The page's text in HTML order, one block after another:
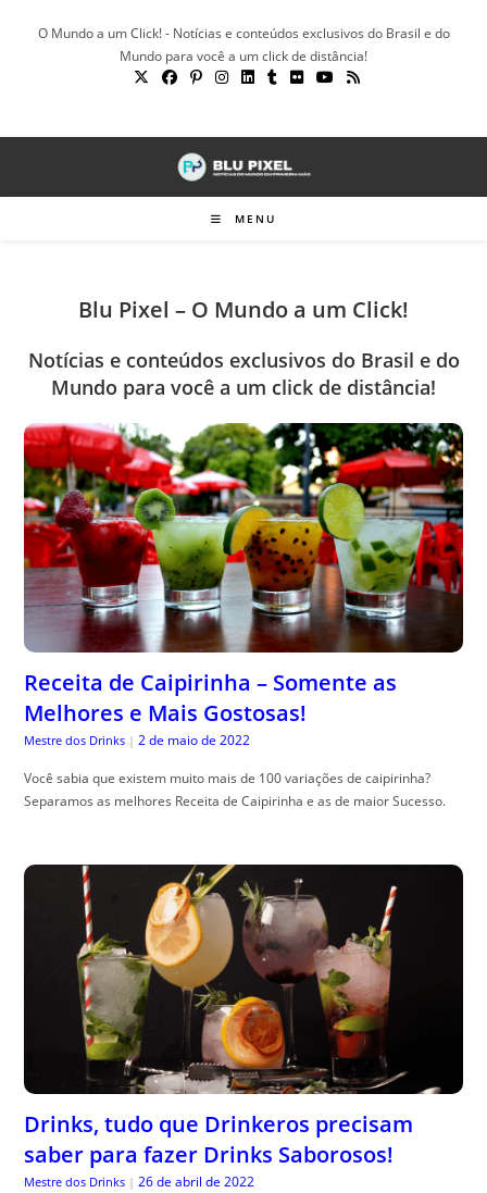
O Mundo a um Click! - Notícias e conteúdos exclusivos do Brasil e do
Mundo para você a um click de distância!
MENU
Blu Pixel – O Mundo a um Click!
Notícias e conteúdos exclusivos do Brasil e do
Mundo para você a um click de distância!
Receita de Caipirinha – Somente as
Melhores e Mais Gostosas!
Mestre dos Drinks | 2 de maio de 2022
Você sabia que existem muito mais de 100 variações de caipirinha?
Separamos as melhores Receita de Caipirinha e as de maior Sucesso.
Drinks, tudo que Drinkeros precisam
saber para fazer Drinks Saborosos!
Mestre dos Drinks | 26 de abril de 2022